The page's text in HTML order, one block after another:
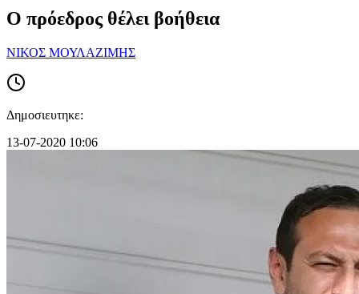
Ο πρόεδρος θέλει βοήθεια
ΝΙΚΟΣ ΜΟΥΛΑΖΙΜΗΣ
Δημοσιευτηκε:
13-07-2020 10:06